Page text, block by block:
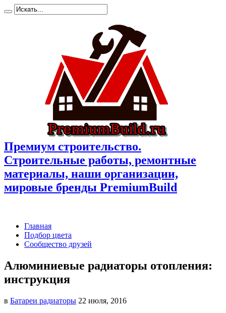
Премиум cтроительство.
Cтроительные работы, ремонтные
материалы, наши организации,
мировые бренды PremiumBuild
Главная
Подбор цвета
Сообщество друзей
Алюминиевые радиаторы отопления:
инструкция
в Батареи радиаторы‎ 22 июля, 2016